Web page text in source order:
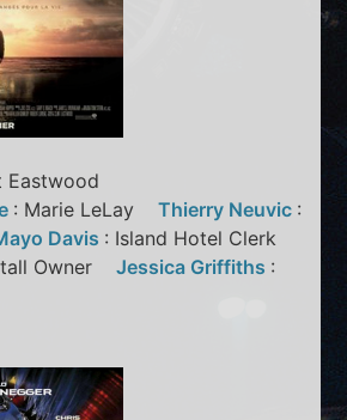
Eastwood
: Marie LeLayThierry Neuvic :
Davis : Island Hotel Clerk
OwnerJessica Griffiths :